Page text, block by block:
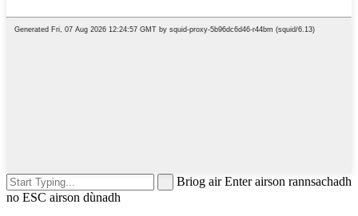
Briog air Enter airson rannsachadh
no ESC airson dùnadh